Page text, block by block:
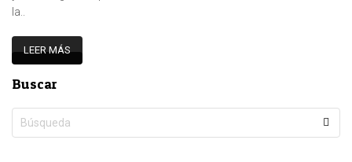
la..
LEER MÁS
Buscar